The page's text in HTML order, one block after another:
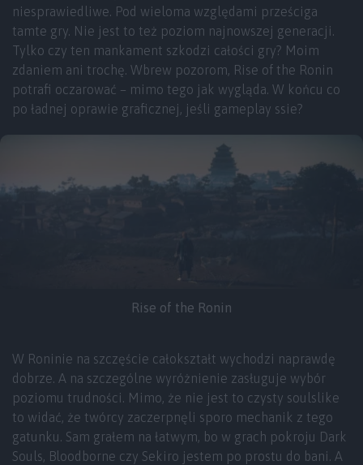
niesprawiedliwe. Pod wieloma względami prześciga
tamte gry. Nie jest to też poziom najnowszej generacji.
Tylko czy ten mankament szkodzi całości gry? Moim
zdaniem ani trochę. Wbrew pozorom, Rise of the Ronin
potrafi oczarować – mimo tego jak wygląda. W końcu co
po ładnej oprawie graficznej, jeśli gameplay ssie?
Rise of the Ronin
W Roninie na szczęście całokształt wychodzi naprawdę
dobrze. A na szczególne wyróżnienie zasługuje wybór
poziomu trudności. Mimo, że nie jest to czysty soulslike
to widać, że twórcy zaczerpnęli sporo mechanik z tego
gatunku. Sam grałem na łatwym, bo w grach pokroju Dark
Souls, Bloodborne czy Sekiro jestem po prostu do bani. A